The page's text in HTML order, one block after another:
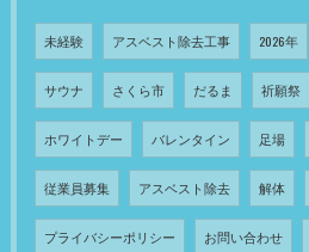
未経験 アスベスト除去工事 2026年
サウナ さくら市 だるま 祈願祭
ホワイトデー バレンタイン 足場
従業員募集 アスベスト除去 解体
プライバシーポリシー お問い合わせ